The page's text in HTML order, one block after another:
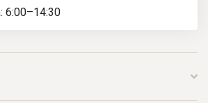
6:00–14:30